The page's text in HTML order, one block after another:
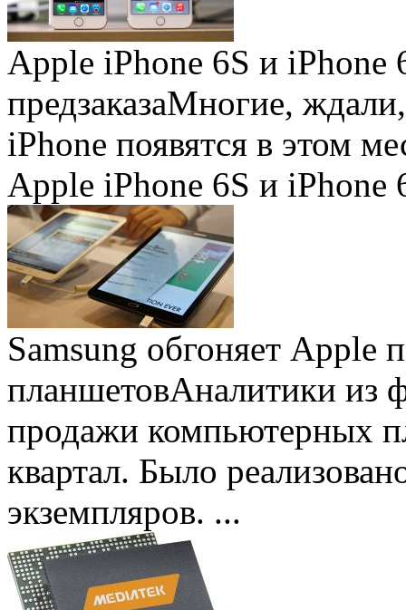
Apple iPhone 6S и iPhone
предзаказаМногие, ждали,
iPhone появятся в этом
Apple iPhone 6S и iPhone
Samsung обгоняет Apple
планшетовАналитики из
продажи компьютерных
квартал. Было
экземпляров. ...